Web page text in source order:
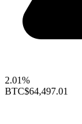
2.01%
BTC$64,497.01